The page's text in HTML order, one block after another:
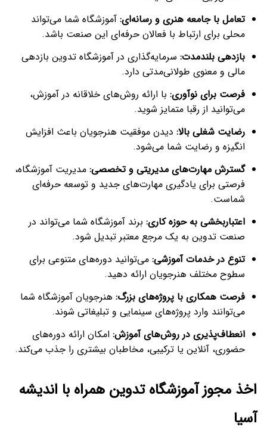
تعامل با جامعه هنری و رسانه‌ای: آموزشگاه شما می‌تواند
محلی برای ارتباط با فعالان حرفه‌ای این صنعت باشد.
بازدهی بلندمدت: سرمایه‌گذاری در آموزشگاه تدوین بازدهی
مالی و معنوی طولانی‌مدتی دارد.
فرصت برای نوآوری: با ارائه روش‌های خلاقانه در آموزش،
می‌توانید از رقبا متمایز شوید.
رضایت شغلی بالا: دیدن موفقیت هنرجویان باعث افزایش
انگیزه و رضایت شما می‌شود.
گسترش مهارت‌های مدیریتی و تخصصی: مدیریت آموزشگاه،
فرصتی برای یادگیری مهارت‌های جدید و توسعه حرفه‌ای
شماست.
اعتباربخشی به حوزه کاری: برند آموزشگاه شما می‌تواند در
صنعت تدوین به یک مرجع معتبر تبدیل شود.
تنوع در خدمات آموزشی: می‌توانید دوره‌های متنوعی برای
سطوح مختلف هنرجویان ارائه دهید.
فرصت همکاری با پروژه‌های بزرگ: هنرجویان آموزشگاه شما
می‌توانند وارد پروژه‌های سینمایی و تبلیغاتی شوند.
انعطاف‌پذیری در روش‌های آموزش: امکان ارائه دوره‌های
حضوری، آنلاین یا ترکیبی، مخاطبان بیشتری را جذب می‌کند.
اخذ مجوز آموزشگاه تدوین همراه با اندیشه
آسیا